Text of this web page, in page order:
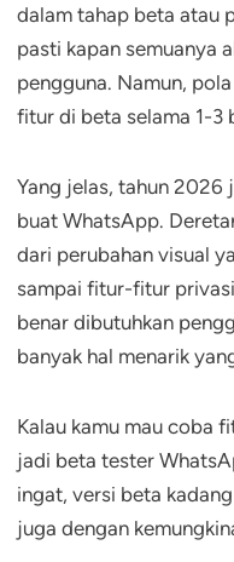
dalam tahap beta atau
pasti kapan semuanya
pengguna. Namun,
fitur di beta selama 1-3
Yang jelas, tahun 2026
buat WhatsApp.
dari perubahan visual
sampai fitur-fitur
benar dibutuhkan
banyak hal menarik
Kalau kamu mau coba
jadi beta tester
ingat, versi beta
juga dengan